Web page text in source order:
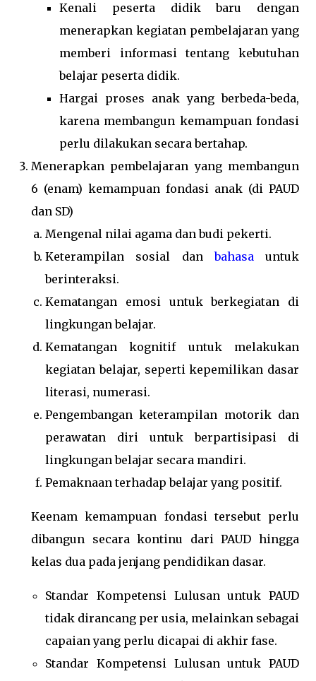
Kenali peserta didik baru dengan
menerapkan kegiatan pembelajaran yang
memberi informasi tentang kebutuhan
belajar peserta didik.
Hargai proses anak yang berbeda-beda,
karena membangun kemampuan fondasi
perlu dilakukan secara bertahap.
Menerapkan pembelajaran yang membangun
6 (enam) kemampuan fondasi anak (di PAUD
dan SD)
Mengenal nilai agama dan budi pekerti.
Keterampilan sosial danbahasauntuk
berinteraksi.
Kematangan emosi untuk berkegiatan di
lingkungan belajar.
Kematangan kognitif untuk melakukan
kegiatan belajar, seperti kepemilikan dasar
literasi, numerasi.
Pengembangan keterampilan motorik dan
perawatan diri untuk berpartisipasi di
lingkungan belajar secara mandiri.
Pemaknaan terhadap belajar yang positif.
Keenam kemampuan fondasi tersebut perlu
dibangun secara kontinu dari PAUD hingga
kelas dua pada jenjang pendidikan dasar.
Standar Kompetensi Lulusan untuk PAUD
tidak dirancang per usia, melainkan sebagai
capaian yang perlu dicapai di akhir fase.
Standar Kompetensi Lulusan untuk PAUD